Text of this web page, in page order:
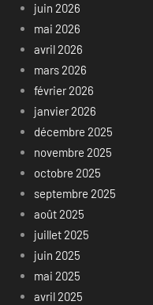
juin 2026
mai 2026
avril 2026
mars 2026
février 2026
janvier 2026
décembre 2025
novembre 2025
octobre 2025
septembre 2025
août 2025
juillet 2025
juin 2025
mai 2025
avril 2025